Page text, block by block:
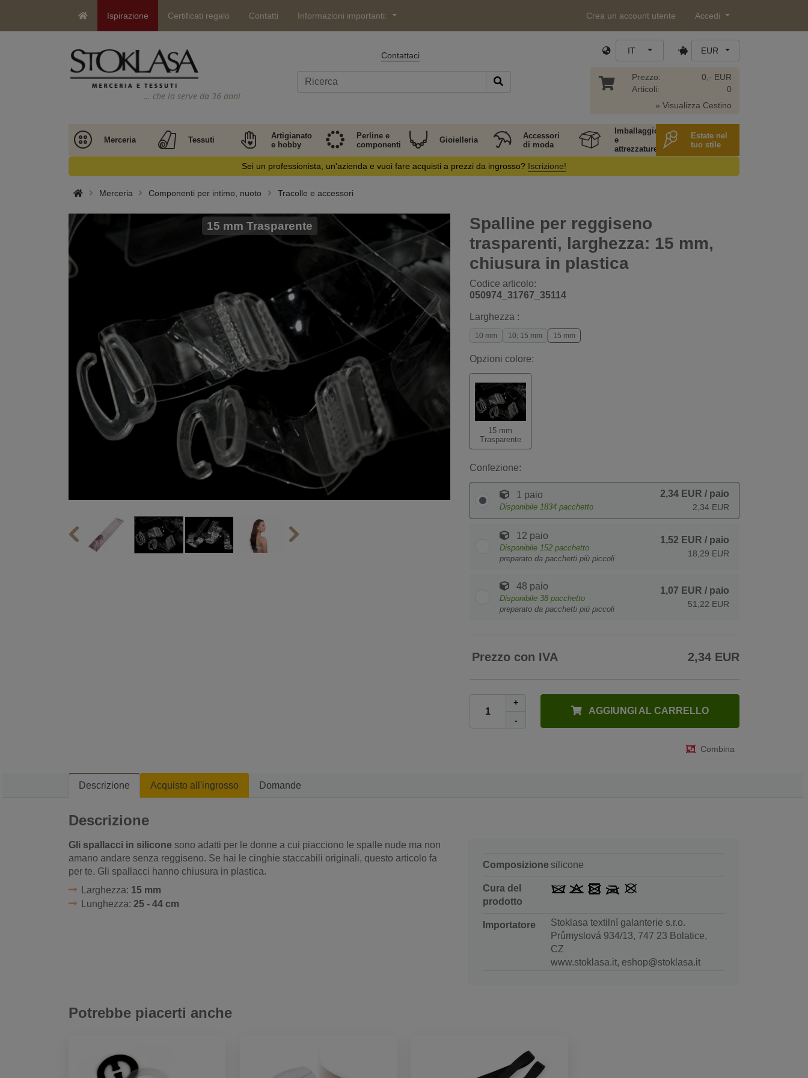
Ispirazione Certificati regalo Contatti Informazioni importanti: Crea un account utente Accedi
… che la serve da 36 anni
Contattaci IT EUR
Prezzo:
Articoli:
0,- EUR
0
» Visualizza Cestino
Merceria Tessuti
Artigianato
e hobby
Perline e
componenti
Gioielleria
Accessori
di moda
Imballaggio
e
attrezzature
Estate nel
tuo stile
Sei un professionista, un'azienda e vuoi fare acquisti a prezzi da ingrosso? Iscrizione!
Merceria Componenti per intimo, nuoto Tracolle e accessori
Spalline per reggiseno
trasparenti, larghezza: 15 mm,
chiusura in plastica
Codice articolo:
050974_31767_35114
15 mm Trasparente
Larghezza :
10 mm 10; 15 mm 15 mm
Opzioni colore:
15 mm
Trasparente
Confezione:
1 paio
Disponibile 1834 pacchetto
2,34 EUR / paio
2,34 EUR
12 paio
Disponibile 152 pacchetto
preparato da pacchetti più piccoli
1,52 EUR / paio
18,29 EUR
48 paio
Disponibile 38 pacchetto
preparato da pacchetti più piccoli
1,07 EUR / paio
51,22 EUR
Prezzo con IVA 2,34 EUR
+
-
AGGIUNGI AL CARRELLO
Combina
Descrizione Acquisto all'ingrosso Domande
Descrizione
Gli spallacci in silicone sono adatti per le donne a cui piacciono le spalle nude ma non
amano andare senza reggiseno. Se hai le cinghie staccabili originali, questo articolo fa
per te. Gli spallacci hanno chiusura in plastica.
Larghezza: 15 mm
Lunghezza: 25 - 44 cm
Composizione silicone
Cura del
prodotto
Importatore
Stoklasa textilní galanterie s.r.o.
Průmyslová 934/13, 747 23 Bolatice,
CZ
www.stoklasa.it, eshop@stoklasa.it
Potrebbe piacerti anche